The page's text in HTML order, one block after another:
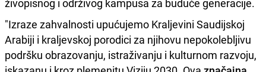
živopisnog i održivog kampusa za buduće generacije.
"Izraze zahvalnosti upućujemo Kraljevini Saudijskoj
Arabiji i kraljevskoj porodici za njihovu nepokolebljivu
podršku obrazovanju, istraživanju i kulturnom razvoju,